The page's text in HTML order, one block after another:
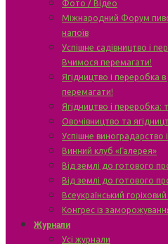
Фото / Відео
Міжнародний Форум
напоїв
Успішне садівництво і
Вчимося перемагати!
Ягідництво і переробка
перемагати!
Ягідництво і переробка:
Овочівництво та
Успішне виноградарство
Винний клуб «Галерея»
Від землі до готового
Від землі до готового
Всеукраїнський
Конгрес із
Журнали
Усі журнали